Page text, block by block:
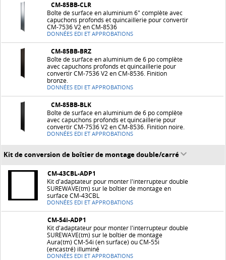
CM-85BB-CLR
Boîte de surface en aluminium 6" complète avec
capuchons profonds et quincaillerie pour convertir
CM-7536 V2 en CM-8536
DONNÉES EDI ET APPROBATIONS
CM-85BB-BRZ
Boîte de surface en aluminium de 6 po complète
avec capuchons profonds et quincaillerie pour
convertir CM-7536 V2 en CM-8536. Finition
bronze.
DONNÉES EDI ET APPROBATIONS
CM-85BB-BLK
Boîte de surface en aluminium de 6 po complète
avec capuchons profonds et quincaillerie pour
convertir CM-7536 V2 en CM-8536. Finition noire.
DONNÉES EDI ET APPROBATIONS
Kit de conversion de boîtier de montage double/carré
CM-43CBL-ADP1
Kit d'adaptateur pour monter l'interrupteur double
SUREWAVE(tm) sur le boîtier de montage en
surface CM-43CBL
DONNÉES EDI ET APPROBATIONS
CM-54i-ADP1
Kit d'adaptateur pour monter l'interrupteur double
SUREWAVE(tm) sur le boîtier de montage
Aura(tm) CM-54i (en surface) ou CM-55i
(encastré) illuminé
DONNÉES EDI ET APPROBATIONS